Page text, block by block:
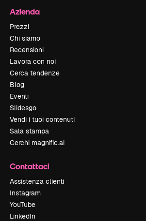
Azienda
Prezzi
Chi siamo
Recensioni
Lavora con noi
Cerca tendenze
Blog
Eventi
Slidesgo
Vendi i tuoi contenuti
Sala stampa
Cerchi magnific.ai
Contattaci
Assistenza clienti
Instagram
YouTube
LinkedIn